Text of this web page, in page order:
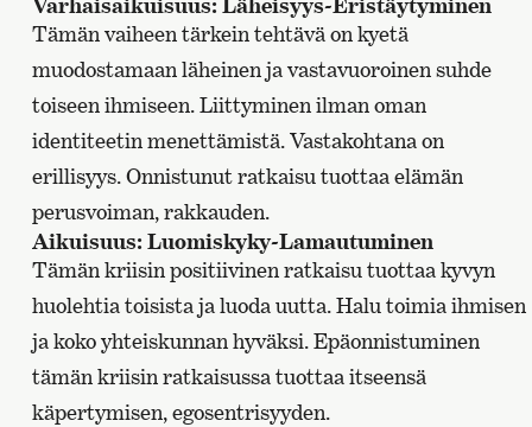
Varhaisaikuisuus: Läheisyys~Eristäytyminen
Tämän vaiheen tärkein tehtävä on kyetä
muodostamaan läheinen ja vastavuoroinen suhde
toiseen ihmiseen. Liittyminen ilman oman
identiteetin menettämistä. Vastakohtana on
erillisyys. Onnistunut ratkaisu tuottaa elämän
perusvoiman, rakkauden.
Aikuisuus: Luomiskyky~Lamautuminen
Tämän kriisin positiivinen ratkaisu tuottaa kyvyn
huolehtia toisista ja luoda uutta. Halu toimia ihmisen
ja koko yhteiskunnan hyväksi. Epäonnistuminen
tämän kriisin ratkaisussa tuottaa itseensä
käpertymisen, egosentrisyyden.